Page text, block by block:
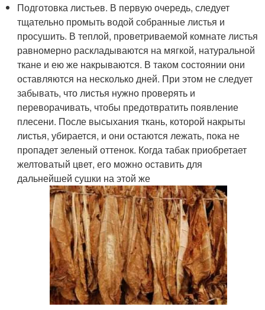
Подготовка листьев. В первую очередь, следует
тщательно промыть водой собранные листья и
просушить. В теплой, проветриваемой комнате листья
равномерно раскладываются на мягкой, натуральной
ткане и ею же накрываются. В таком состоянии они
оставляются на несколько дней. При этом не следует
забывать, что листья нужно проверять и
переворачивать, чтобы предотвратить появление
плесени. После высыхания ткань, которой накрыты
листья, убирается, и они остаются лежать, пока не
пропадет зеленый оттенок. Когда табак приобретает
желтоватый цвет, его можно оставить для
дальнейшей сушки на этой же